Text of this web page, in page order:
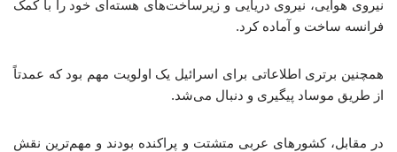
نیروی هوایی، نیروی دریایی و زیرساخت‌های هسته‌ای خود را با کمک
فرانسه ساخت و آماده کرد.
همچنین برتری اطلاعاتی برای اسرائیل یک اولویت مهم بود که عمدتاً
از طریق موساد پیگیری و دنبال می‌شد.
در مقابل، کشورهای عربی متشتت و پراکنده بودند و مهم‌ترین نقش